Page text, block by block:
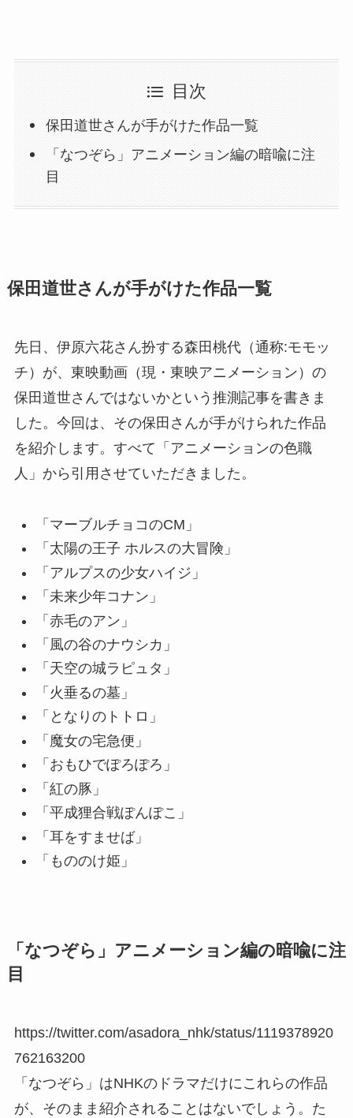
目次
保田道世さんが手がけた作品一覧
「なつぞら」アニメーション編の暗喩に注
目
保田道世さんが手がけた作品一覧
先日、伊原六花さん扮する森田桃代（通称:モモッ
チ）が、東映動画（現・東映アニメーション）の
保田道世さんではないかという推測記事を書きま
した。今回は、その保田さんが手がけられた作品
を紹介します。すべて「アニメーションの色職
人」から引用させていただきました。
「マーブルチョコのCM」
「太陽の王子 ホルスの大冒険」
「アルプスの少女ハイジ」
「未来少年コナン」
「赤毛のアン」
「風の谷のナウシカ」
「天空の城ラピュタ」
「火垂るの墓」
「となりのトトロ」
「魔女の宅急便」
「おもひでぽろぽろ」
「紅の豚」
「平成狸合戦ぽんぽこ」
「耳をすませば」
「もののけ姫」
「なつぞら」アニメーション編の暗喩に注
目
https://twitter.com/asadora_nhk/status/1119378920
762163200
「なつぞら」はNHKのドラマだけにこれらの作品
が、そのまま紹介されることはないでしょう。た